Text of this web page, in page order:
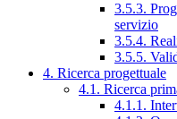
3.5.3.
servizio
3.5.4.
3.5.5.
4. Ricerca progettuale
4.1. Ricerca
4.1.1.